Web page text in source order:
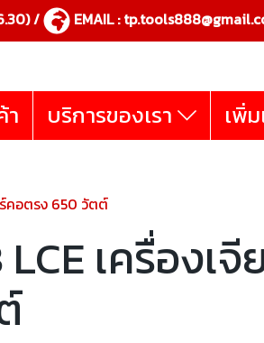
/ EMAIL :
บริการของเรา เพิ่
ร์คอตรง 650 วัตต์
เครื่องเจี